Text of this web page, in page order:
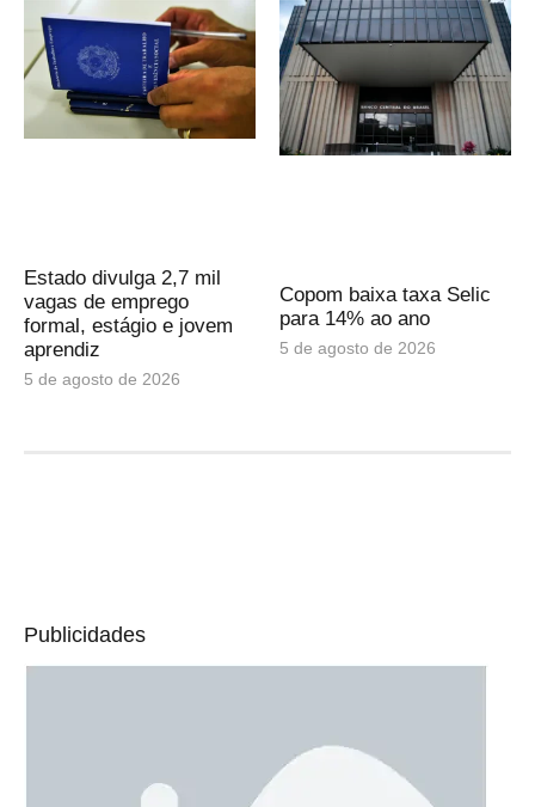
Estado divulga 2,7 mil
vagas de emprego
formal, estágio e jovem
aprendiz
5 de agosto de 2026
Copom baixa taxa Selic
para 14% ao ano
5 de agosto de 2026
Publicidades